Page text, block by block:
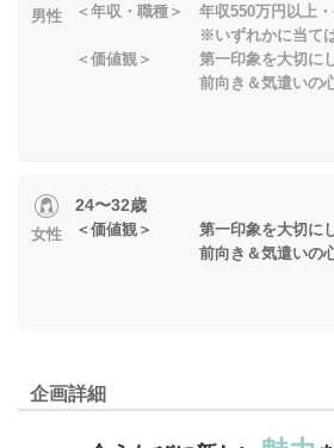
男性
＜年収・職種＞ 年収550万円以上
※いずれかに当ては
＜価値観＞ 第一印象を大切に
前向き＆気遣いの心を
女性
24〜32歳
＜価値観＞ 第一印象を大切に
前向き＆気遣いの心を
企画詳細